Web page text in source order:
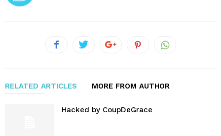
RELATED ARTICLES MORE FROM AUTHOR
Hacked by CoupDeGrace